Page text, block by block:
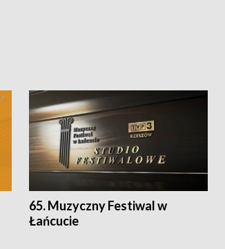
65. Muzyczny Festiwal w
Łańcucie